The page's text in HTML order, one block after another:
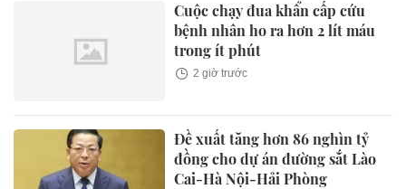
Cuộc chạy đua khẩn cấp cứu
bệnh nhân ho ra hơn 2 lít máu
trong ít phút
2 giờ trước
Đề xuất tăng hơn 86 nghìn tỷ
đồng cho dự án đường sắt Lào
Cai-Hà Nội-Hải Phòng